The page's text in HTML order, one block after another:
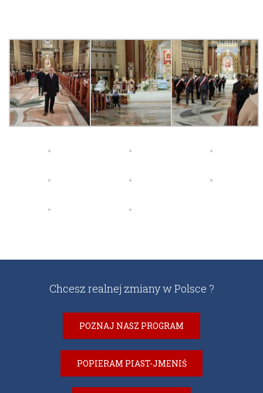
Chcesz realnej zmiany w Polsce ?
POZNAJ NASZ PROGRAM
POPIERAM PIAST-JMENIŚ